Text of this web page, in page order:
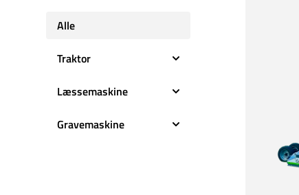
Alle
Traktor
Stor traktor
Læssemaskine
Stor læssemaskine
Gravemaskine